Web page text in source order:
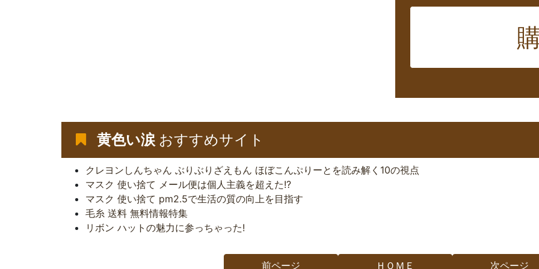
黄色い涙 おすすめサイト
クレヨンしんちゃん ぶりぶりざえもん ほぼこんぷりーとを読み解く10の視点
マスク 使い捨て メール便は個人主義を超えた!?
マスク 使い捨て pm2.5で生活の質の向上を目指す
毛糸 送料 無料情報特集
リボン ハットの魅力に参っちゃった!
前ページ ＨＯＭＥ 次ページ